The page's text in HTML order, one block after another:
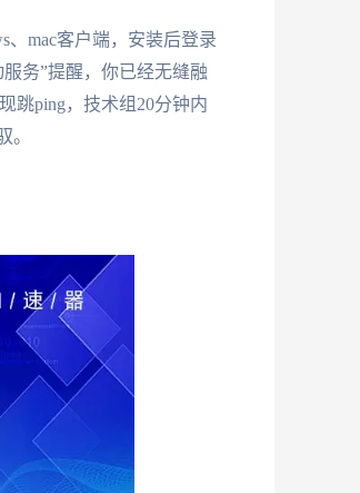
mac客户端，安装后登录
务”提醒，你已经无缝融
跳ping，技术组20分钟内
。